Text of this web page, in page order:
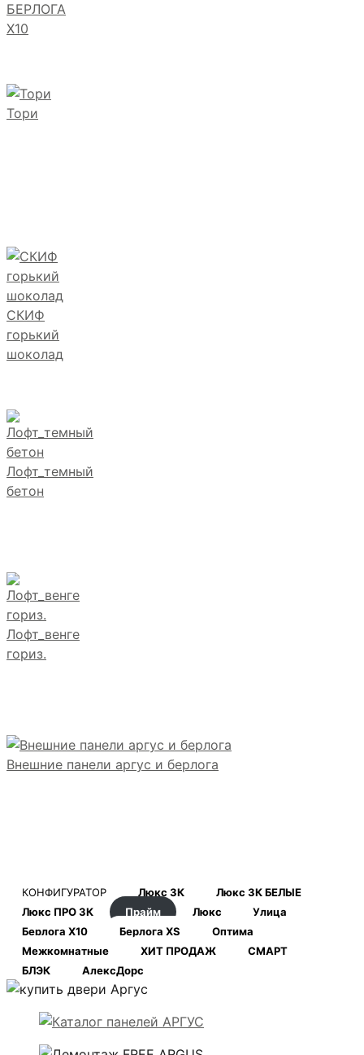
БЕРЛОГА
Х10
Тори
СКИФ
горький
шоколад
Лофт_темный
бетон
Лофт_венге
гориз.
Внешние панели аргус и берлога
КОНФИГУРАТОР Люкс 3К
Люкс 3К БЕЛЫЕ
Люкс ПРО 3К
Прайм Люкс
Улица
Берлога Х10
Берлога XS
Оптима
Межкомнатные
ХИТ ПРОДАЖ
СМАРТ
БЛЭК
АлексДорс